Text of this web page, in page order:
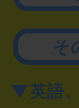
そ
▼英語